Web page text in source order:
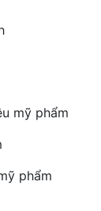
mỹ phẩm
phẩm